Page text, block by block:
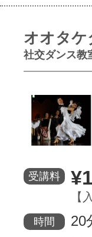
オオタケ
社交ダンス教
受講料
【
時間 20